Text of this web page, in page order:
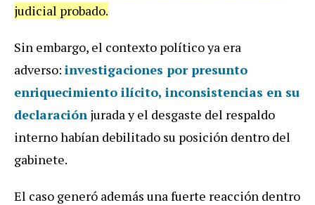
judicial probado.
Sin embargo, el contexto político ya era
adverso: investigaciones por presunto
enriquecimiento ilícito, inconsistencias en su
declaración jurada y el desgaste del respaldo
interno habían debilitado su posición dentro del
gabinete.
El caso generó además una fuerte reacción dentro